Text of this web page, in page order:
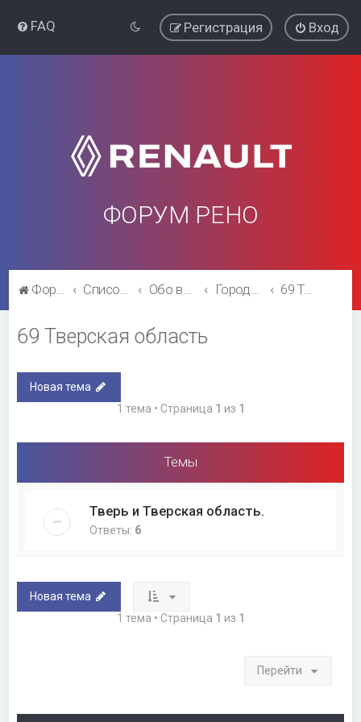
FAQ Вход
Регистрация
ФОРУМ РЕНО
Форум Рено Список форумов Обо всём остальном Города и регионы. 69 Тверская область
69 Тверская область
Новая тема
1 тема • Страница 1 из 1
Темы
Тверь и Тверская область.
Ответы: 6
Новая тема
1 тема • Страница 1 из 1
Перейти